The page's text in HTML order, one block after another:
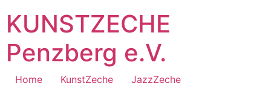
KUNSTZECHE
Penzberg e.V.
Home KunstZeche
JazzZeche